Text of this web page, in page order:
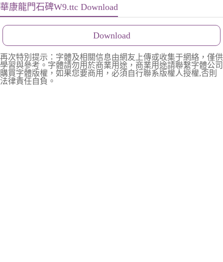
華康龍門石碑W9.ttc Download
Download
再次特別提示：字體及相關信息由網友上傳或收集于網絡，僅供
學習與參考。字體請勿用於商業用途，商業用途請聯繫字體公司
購買字體版權，如果您要商用，必須自行聯系版權人授權,否則
法律責任自負。